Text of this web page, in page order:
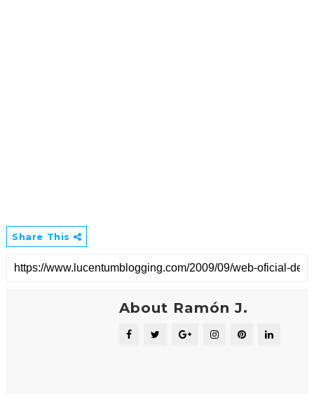
Share This
About Ramón J.